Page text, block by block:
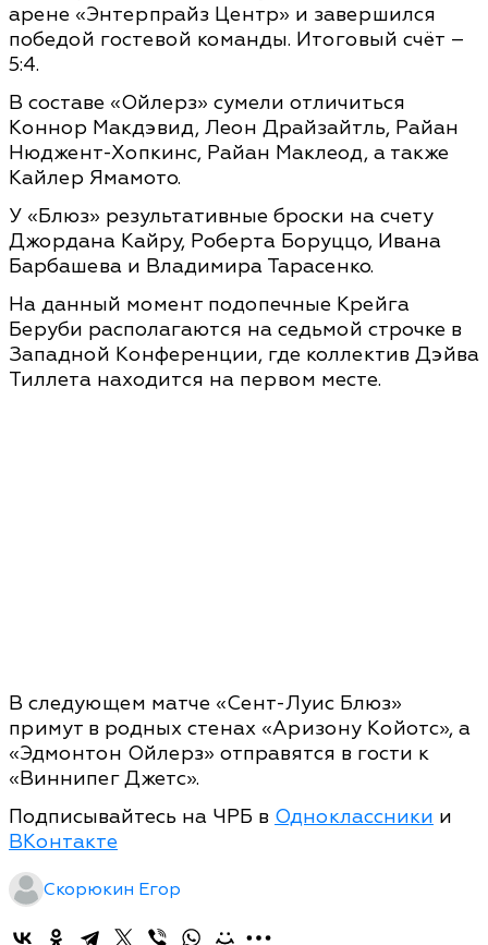
арене «Энтерпрайз Центр» и завершился
победой гостевой команды. Итоговый счёт –
5:4.
В составе «Ойлерз» сумели отличиться
Коннор Макдэвид, Леон Драйзайтль, Райан
Нюджент-Хопкинс, Райан Маклеод, а также
Кайлер Ямамото.
У «Блюз» результативные броски на счету
Джордана Кайру, Роберта Боруццо, Ивана
Барбашева и Владимира Тарасенко.
На данный момент подопечные Крейга
Беруби располагаются на седьмой строчке в
Западной Конференции, где коллектив Дэйва
Тиллета находится на первом месте.
В следующем матче «Сент-Луис Блюз»
примут в родных стенах «Аризону Койотс», а
«Эдмонтон Ойлерз» отправятся в гости к
«Виннипег Джетс».
Подписывайтесь на ЧРБ в Одноклассники и
ВКонтакте
Скорюкин Егор